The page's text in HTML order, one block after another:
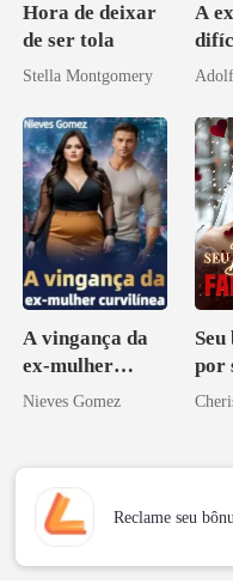
Hora de deixar
de ser tola
Stella Montgomery
A
A vingança da
ex-mulher
curvilínea
Nieves Gomez
por
Reclame seu